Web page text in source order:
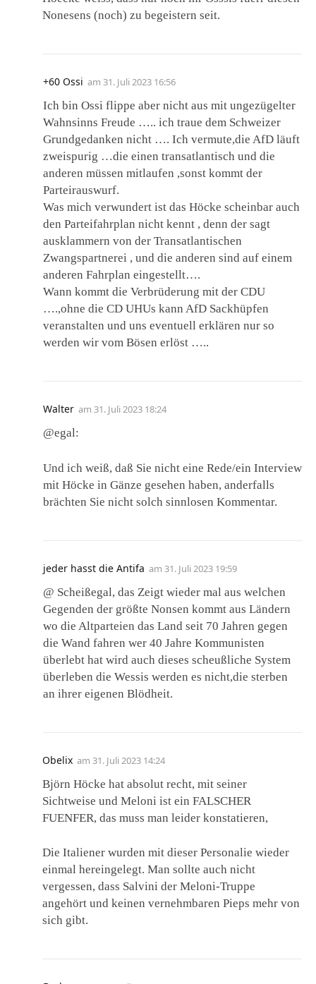
Nonesens (noch) zu begeistern seit.
+60 Ossi am 31. Juli 2023 16:56
Ich bin Ossi flippe aber nicht aus mit ungezügelter
Wahnsinns Freude ….. ich traue dem Schweizer
Grundgedanken nicht …. Ich vermute,die AfD läuft
zweispurig …die einen transatlantisch und die
anderen müssen mitlaufen ,sonst kommt der
Parteirauswurf.
Was mich verwundert ist das Höcke scheinbar auch
den Parteifahrplan nicht kennt , denn der sagt
ausklammern von der Transatlantischen
Zwangspartnerei , und die anderen sind auf einem
anderen Fahrplan eingestellt….
Wann kommt die Verbrüderung mit der CDU
….,ohne die CD UHUs kann AfD Sackhüpfen
veranstalten und uns eventuell erklären nur so
werden wir vom Bösen erlöst …..
Walter am 31. Juli 2023 18:24
@egal:
Und ich weiß, daß Sie nicht eine Rede/ein Interview
mit Höcke in Gänze gesehen haben, anderfalls
brächten Sie nicht solch sinnlosen Kommentar.
jeder hasst die Antifa am 31. Juli 2023 19:59
@ Scheißegal, das Zeigt wieder mal aus welchen
Gegenden der größte Nonsen kommt aus Ländern
wo die Altparteien das Land seit 70 Jahren gegen
die Wand fahren wer 40 Jahre Kommunisten
überlebt hat wird auch dieses scheußliche System
überleben die Wessis werden es nicht,die sterben
an ihrer eigenen Blödheit.
Obelix am 31. Juli 2023 14:24
Björn Höcke hat absolut recht, mit seiner
Sichtweise und Meloni ist ein FALSCHER
FUENFER, das muss man leider konstatieren,
Die Italiener wurden mit dieser Personalie wieder
einmal hereingelegt. Man sollte auch nicht
vergessen, dass Salvini der Meloni-Truppe
angehört und keinen vernehmbaren Pieps mehr von
sich gibt.